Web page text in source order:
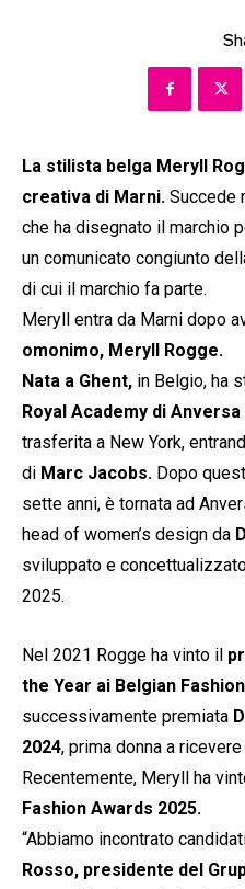
La stilista belga Meryll
creativa di Marni. Succede
che ha disegnato il marchio
un comunicato congiunto
di cui il marchio fa parte.
Meryll entra da Marni dopo
omonimo, Meryll Rogge.
Nata a Ghent, in Belgio, ha
Royal Academy di Anversa
trasferita a New York,
di Marc Jacobs. Dopo
sette anni, è tornata ad
head of women’s design da
sviluppato e
2025.
Nel 2021 Rogge ha vinto il
the Year ai Belgian
successivamente premiata
2024, prima donna a
Recentemente, Meryll ha
Fashion Awards 2025.
“Abbiamo incontrato
Rosso, presidente del